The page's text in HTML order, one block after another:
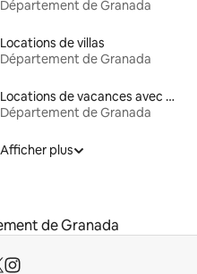
Département de Granada
Locations de villas
Département de Granada
Locations de vacances avec piscine
Département de Granada
Afficher plus
de Granada